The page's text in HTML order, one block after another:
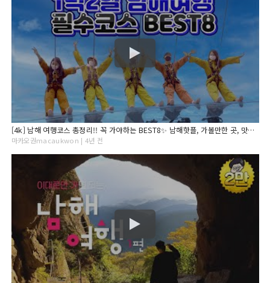
[4k] 남해 여행코스 총정리!! 꼭 가야하는 BEST8✨ 남해핫플, 가볼만한 곳, 맛집, 액티비티
마카오권macaukwon | 4년 전